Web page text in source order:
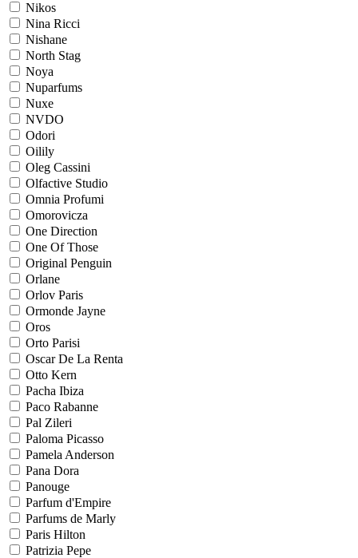
Nikos
Nina Ricci
Nishane
North Stag
Noya
Nuparfums
Nuxe
NVDO
Odori
Oilily
Oleg Cassini
Olfactive Studio
Omnia Profumi
Omorovicza
One Direction
One Of Those
Original Penguin
Orlane
Orlov Paris
Ormonde Jayne
Oros
Orto Parisi
Oscar De La Renta
Otto Kern
Pacha Ibiza
Paco Rabanne
Pal Zileri
Paloma Picasso
Pamela Anderson
Pana Dora
Panouge
Parfum d'Empire
Parfums de Marly
Paris Hilton
Patrizia Pepe